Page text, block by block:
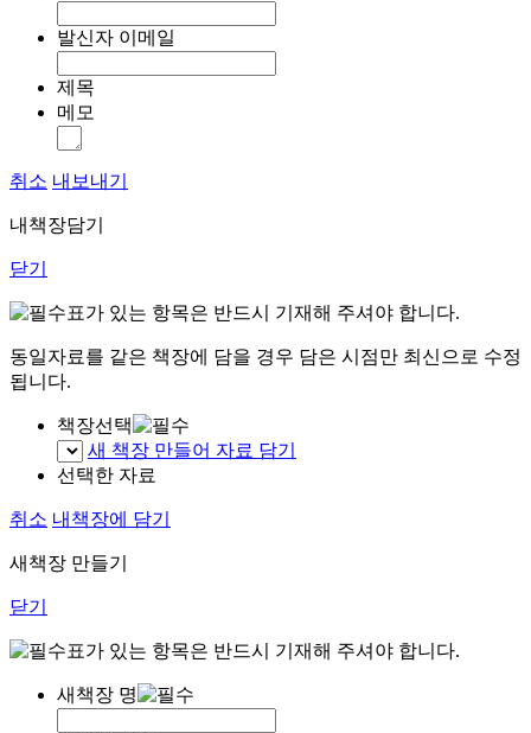
발신자 이메일
제목
메모
취소 내보내기
내책장담기
닫기
표가 있는 항목은 반드시 기재해 주셔야 합니다.
동일자료를 같은 책장에 담을 경우 담은 시점만 최신으로 수정
됩니다.
책장선택
새 책장 만들어 자료 담기
선택한 자료
취소 내책장에 담기
새책장 만들기
닫기
표가 있는 항목은 반드시 기재해 주셔야 합니다.
새책장 명